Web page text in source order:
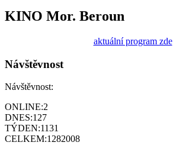
KINO Mor. Beroun
aktuální program zde
Návštěvnost
Návštěvnost:
ONLINE:2
DNES:127
TÝDEN:1131
CELKEM:1282008